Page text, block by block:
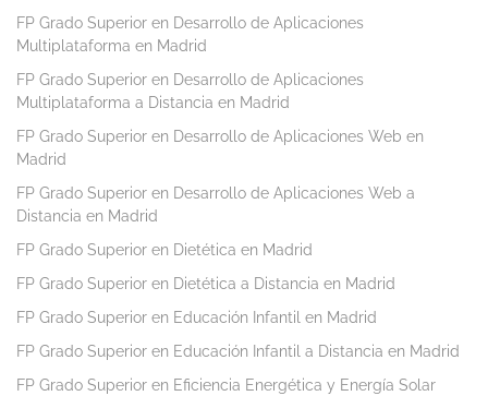
FP Grado Superior en Desarrollo de Aplicaciones
Multiplataforma en Madrid
FP Grado Superior en Desarrollo de Aplicaciones
Multiplataforma a Distancia en Madrid
FP Grado Superior en Desarrollo de Aplicaciones Web en
Madrid
FP Grado Superior en Desarrollo de Aplicaciones Web a
Distancia en Madrid
FP Grado Superior en Dietética en Madrid
FP Grado Superior en Dietética a Distancia en Madrid
FP Grado Superior en Educación Infantil en Madrid
FP Grado Superior en Educación Infantil a Distancia en Madrid
FP Grado Superior en Eficiencia Energética y Energía Solar